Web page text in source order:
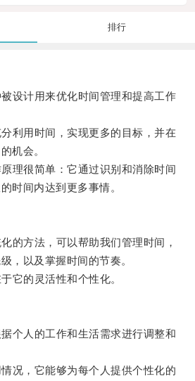
排行
计用来优化时间管理和提高工作
用时间，实现更多的目标，并在
机会。
很简单：它通过识别和消除时间
时间内达到更多事情。
方法，可以帮助我们管理时间，
，以及掌握时间的节奏。
的灵活性和个性化。
人的工作和生活需求进行调整和
，它能够为每个人提供个性化的